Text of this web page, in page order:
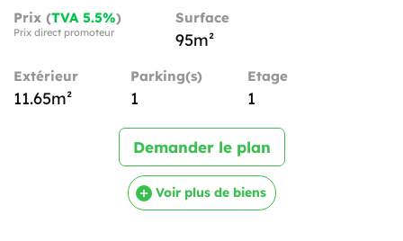
Prix (TVA 5.5%)
Prix direct promoteur
Surface
95m²
Extérieur
11.65m²
Parking(s)
1
Etage
1
Demander le plan
Voir plus de biens